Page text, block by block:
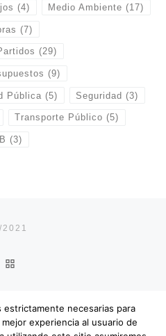
(4) Medio Ambiente (17)
(7)
(29)
(9)
Pública (5) Seguridad (3)
Transporte Público (5)
(3)
estrictamente necesarias para
experiencia al usuario de